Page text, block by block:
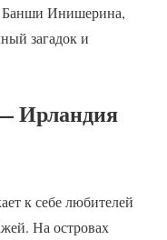
Банши Инишерина,
загадок и
Ирландия
к себе любителей
На островах